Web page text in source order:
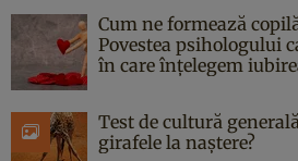
Cum ne formează
Povestea psihologului
în care înțelegem
Test de cultură
girafele la naștere?